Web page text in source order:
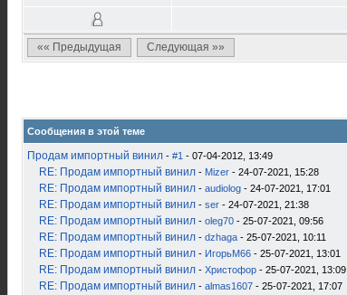
«« Предыдущая
Следующая »»
Сообщения в этой теме
Продам импортный винил - #1 - 07-04-2012, 13:49
RE: Продам импортный винил - Mizer - 24-07-2021, 15:28
RE: Продам импортный винил - audiolog - 24-07-2021, 17:01
RE: Продам импортный винил - ser - 24-07-2021, 21:38
RE: Продам импортный винил - oleg70 - 25-07-2021, 09:56
RE: Продам импортный винил - dzhaga - 25-07-2021, 10:11
RE: Продам импортный винил - ИгорьМ66 - 25-07-2021, 13:01
RE: Продам импортный винил - Христофор - 25-07-2021, 13:09
RE: Продам импортный винил - almas1607 - 25-07-2021, 17:07